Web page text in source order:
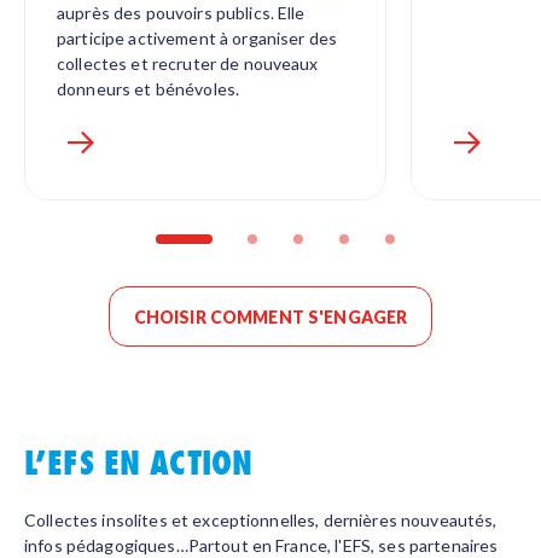
CHOISIR COMMENT S'ENGAGER
auprès des pouvoirs publics. Elle
participe activement à organiser des
collectes et recruter de nouveaux
donneurs et bénévoles.
L’EFS EN ACTION
Collectes insolites et exceptionnelles, dernières nouveautés,
infos pédagogiques…Partout en France, l'EFS, ses partenaires